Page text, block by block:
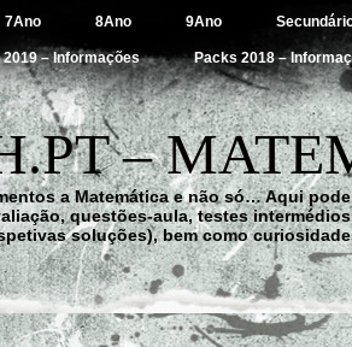
7Ano 8Ano 9Ano
– Informações Packs 2018 –
–
a Matemática e não só… Aqui
questões-aula, testes
soluções), bem como